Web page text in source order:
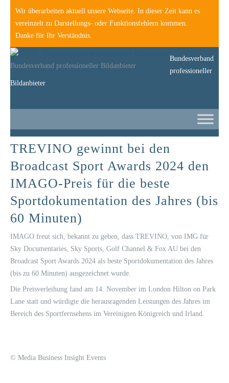
Wir überarbeiten aktuell unsere Webseite. In dieser Zeit kann es
vereinzelt zu Darstellungs- oder Funktionsfehlern kommen.
Danke für Ihr Verständnis.
Bundesverband professioneller Bildanbieter
Bundesverband
professioneller
Bildanbieter
TREVINO gewinnt bei den
Broadcast Sport Awards 2024 den
IMAGO-Preis für die beste
Sportdokumentation des Jahres (bis
60 Minuten)
IMAGO freut sich, bekannt zu geben, dass TREVINO, von IMG für
Sky Documentaries, Sky Sports, Golf Channel & Fox AU bei den
Broadcast Sport Awards 2024 als beste Sportdokumentation des Jahres
(bis zu 60 Minuten) ausgezeichnet wurde.
Die Preisverleihung fand am 14. November im London Hilton on Park
Lane statt und würdigte die herausragenden Leistungen des Jahres im
Bereich des Sportfernsehens im Vereinigten Königreich und Irland.
© Media Business Insight Events